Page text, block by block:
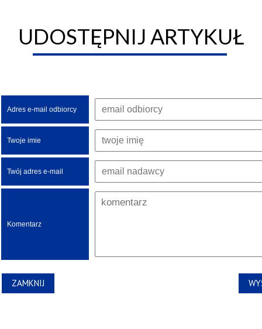
UDOSTĘPNIJ ARTYKUŁ
Adres e-mail odbiorcy
Twoje imie
Twój adres e-mail
Komentarz